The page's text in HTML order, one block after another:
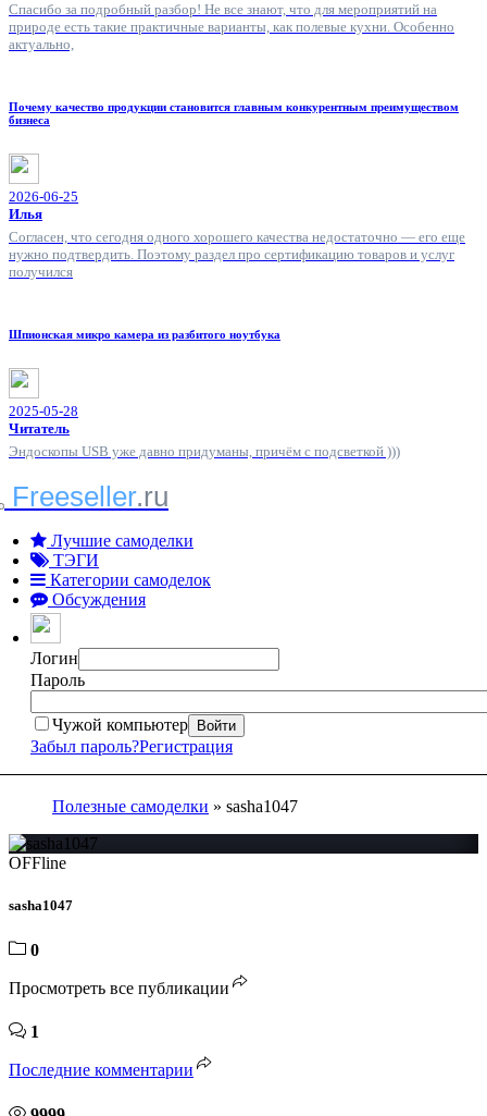
Спасибо за подробный разбор! Не все знают, что для мероприятий на
природе есть такие практичные варианты, как полевые кухни. Особенно
актуально,
Почему качество продукции становится главным конкурентным преимуществом
бизнеса
2026-06-25
Илья
Согласен, что сегодня одного хорошего качества недостаточно — его еще
нужно подтвердить. Поэтому раздел про сертификацию товаров и услуг
получился
Шпионская микро камера из разбитого ноутбука
2025-05-28
Читатель
Эндоскопы USB уже давно придуманы, причём с подсветкой )))
Freeseller.ru
Лучшие самоделки
ТЭГИ
Категории самоделок
Обсуждения
Логин
Пароль
Чужой компьютер Войти
Забыл пароль?Регистрация
Полезные самоделки » sasha1047
OFFline
sasha1047
0
Просмотреть все публикации
1
Последние комментарии